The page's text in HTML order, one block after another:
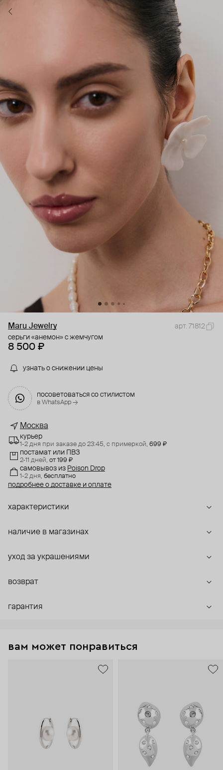
Maru Jewelry
арт. 71812
серьги «анемон» с жемчугом
8 500 ₽
узнать о снижении цены
посоветоваться со стилистом
в WhatsApp →
Москва
курьер
1-2 дня при заказе до 23:45, с примеркой, 699 ₽
постамат или ПВЗ
2-11 дней, от 199 ₽
самовывоз из Poison Drop
1-2 дня, бесплатно
подробнее о доставке и оплате
характеристики
наличие в магазинах
уход за украшениями
возврат
гарантия
вам может понравиться